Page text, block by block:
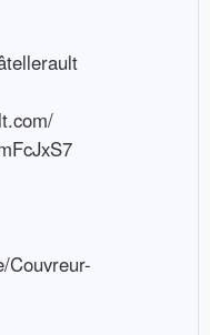
Couvreur-